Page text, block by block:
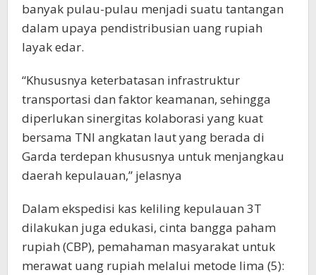
banyak pulau-pulau menjadi suatu tantangan
dalam upaya pendistribusian uang rupiah
layak edar.
“Khususnya keterbatasan infrastruktur
transportasi dan faktor keamanan, sehingga
diperlukan sinergitas kolaborasi yang kuat
bersama TNI angkatan laut yang berada di
Garda terdepan khususnya untuk menjangkau
daerah kepulauan,” jelasnya
Dalam ekspedisi kas keliling kepulauan 3T
dilakukan juga edukasi, cinta bangga paham
rupiah (CBP), pemahaman masyarakat untuk
merawat uang rupiah melalui metode lima (5):